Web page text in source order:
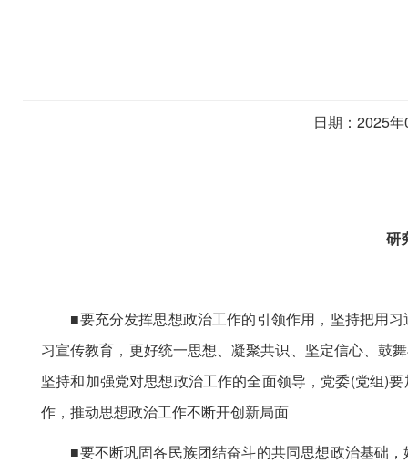
日期：2025
研
■要充分发挥思想政治工作的引领作用，坚持把用习
习宣传教育，更好统一思想、凝聚共识、坚定信心、鼓
坚持和加强党对思想政治工作的全面领导，党委(党组)
作，推动思想政治工作不断开创新局面
■要不断巩固各民族团结奋斗的共同思想政治基础，